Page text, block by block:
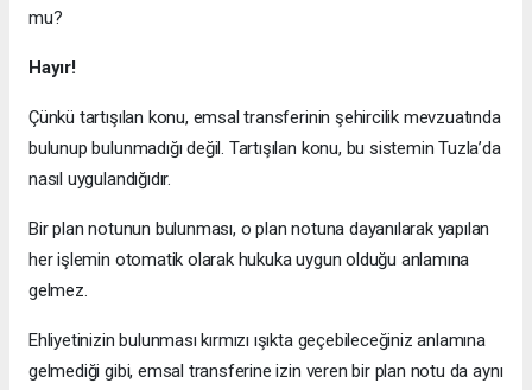
mu?
Hayır!
Çünkü tartışılan konu, emsal transferinin şehircilik mevzuatında
bulunup bulunmadığı değil. Tartışılan konu, bu sistemin Tuzla’da
nasıl uygulandığıdır.
Bir plan notunun bulunması, o plan notuna dayanılarak yapılan
her işlemin otomatik olarak hukuka uygun olduğu anlamına
gelmez.
Ehliyetinizin bulunması kırmızı ışıkta geçebileceğiniz anlamına
gelmediği gibi, emsal transferine izin veren bir plan notu da aynı